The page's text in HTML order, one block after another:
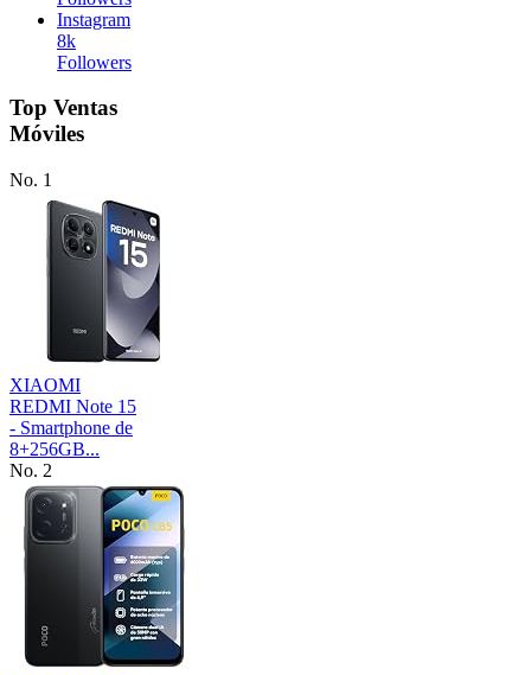
Instagram
8k
Followers
Top Ventas
Móviles
No. 1
XIAOMI
REDMI Note 15
- Smartphone de
8+256GB...
No. 2